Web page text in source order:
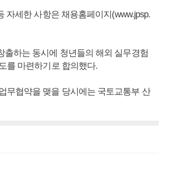
자세한 사항은 채용홈페이지(www.jpsp.
하는 동시에 청년들의 해외 실무경험
를 마련하기로 합의했다.
무협약을 맺을 당시에는 국토교통부 산